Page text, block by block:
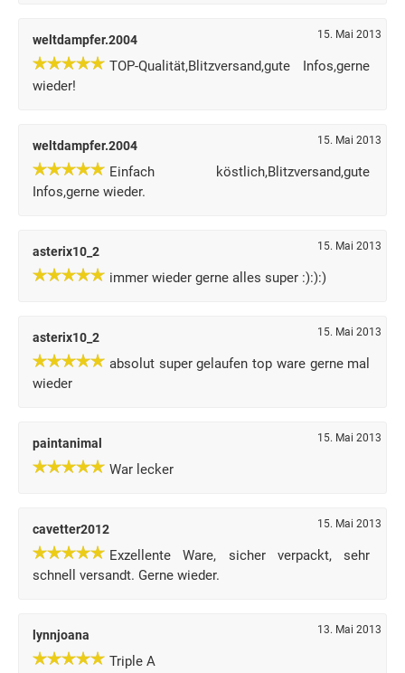
weltdampfer.2004 15. Mai 2013
TOP-Qualität,Blitzversand,gute Infos,gerne
wieder!
weltdampfer.2004 15. Mai 2013
Einfach köstlich,Blitzversand,gute
Infos,gerne wieder.
asterix10_2 15. Mai 2013
immer wieder gerne alles super :):):)
asterix10_2 15. Mai 2013
absolut super gelaufen top ware gerne mal
wieder
paintanimal 15. Mai 2013
War lecker
cavetter2012 15. Mai 2013
Exzellente Ware, sicher verpackt, sehr
schnell versandt. Gerne wieder.
lynnjoana 13. Mai 2013
Triple A